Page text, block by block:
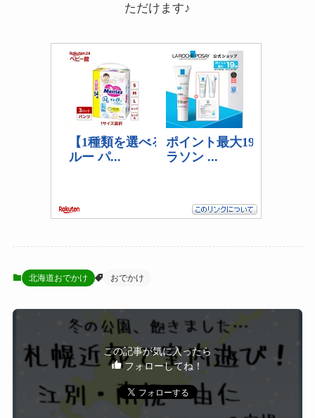
ただけます♪
北海道おでかけ おでかけ
この記事が気に入ったら
フォローしてね！